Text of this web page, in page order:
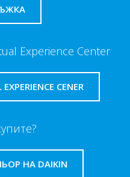
Experience Center
CENER
НА DAIKIN